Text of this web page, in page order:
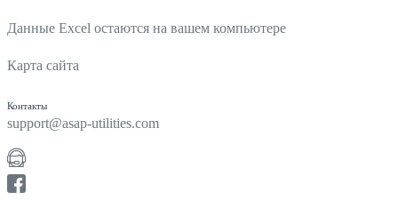
Данные Excel остаются на вашем компьютере
Карта сайта
Контакты
support@asap-utilities.com